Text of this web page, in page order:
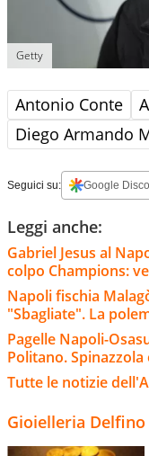
Getty
Antonio Conte
Diego Armando
Seguici su: Google
Leggi anche:
Gabriel Jesus al
colpo Champions:
Napoli fischia
"Sbagliate". La
Pagelle Napoli-
Politano.
Tutte le notizie
Gioielleria Delfino